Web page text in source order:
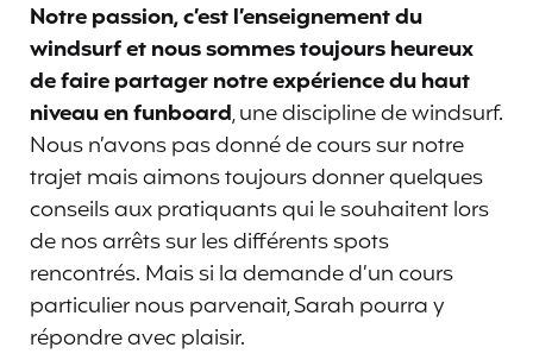
Notre passion, c’est l’enseignement du
windsurf et nous sommes toujours heureux
de faire partager notre expérience du haut
niveau en funboard, une discipline de windsurf.
Nous n’avons pas donné de cours sur notre
trajet mais aimons toujours donner quelques
conseils aux pratiquants qui le souhaitent lors
de nos arrêts sur les différents spots
rencontrés. Mais si la demande d’un cours
particulier nous parvenait, Sarah pourra y
répondre avec plaisir.